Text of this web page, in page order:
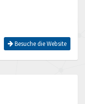
Besuche die Website